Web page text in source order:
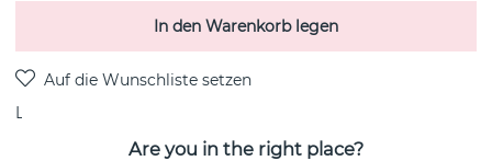
In den Warenkorb legen
Lieferung:
Are you in the right place?